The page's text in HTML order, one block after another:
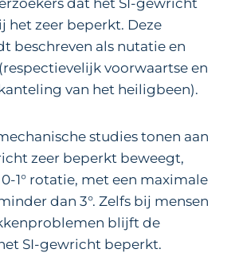
het zeer beperkt. Deze
beschreven als nutatie en
voorwaartse en
van het heiligbeen).
studies tonen aan
zeer beperkt beweegt,
1° rotatie, met een maximale
dan 3°. Zelfs bij mensen
blijft de
SI-gewricht beperkt.